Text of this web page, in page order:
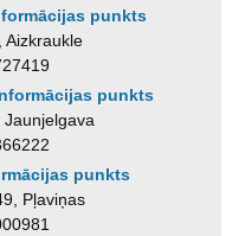
punkts
Aizkraukle
punkts
punkts
Pļaviņas